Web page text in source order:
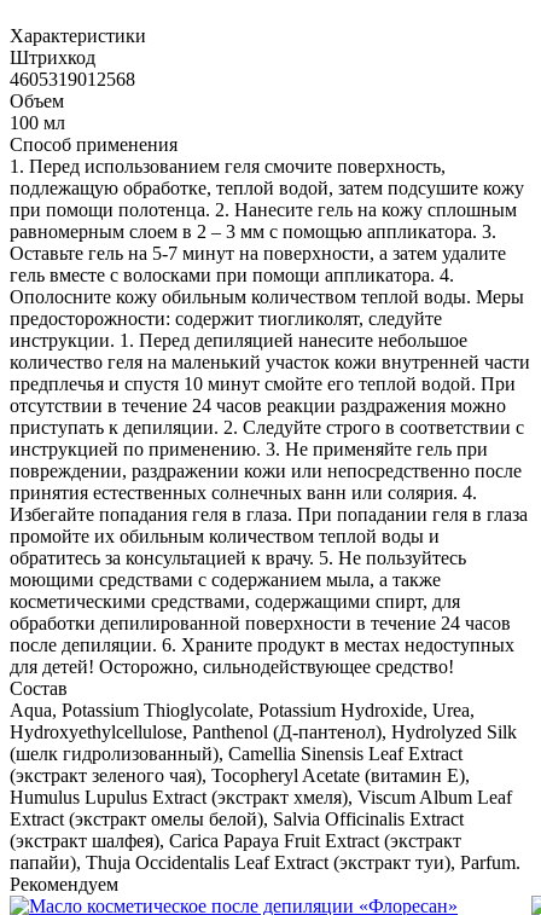
Характеристики
Штрихкод
4605319012568
Объем
100 мл
Способ применения
1. Перед использованием геля смочите поверхность,
подлежащую обработке, теплой водой, затем подсушите кожу
при помощи полотенца. 2. Нанесите гель на кожу сплошным
равномерным слоем в 2 – 3 мм с помощью аппликатора. 3.
Оставьте гель на 5-7 минут на поверхности, а затем удалите
гель вместе с волосками при помощи аппликатора. 4.
Ополосните кожу обильным количеством теплой воды. Меры
предосторожности: содержит тиогликолят, следуйте
инструкции. 1. Перед депиляцией нанесите небольшое
количество геля на маленький участок кожи внутренней части
предплечья и спустя 10 минут смойте его теплой водой. При
отсутствии в течение 24 часов реакции раздражения можно
приступать к депиляции. 2. Следуйте строго в соответствии с
инструкцией по применению. 3. Не применяйте гель при
повреждении, раздражении кожи или непосредственно после
принятия естественных солнечных ванн или солярия. 4.
Избегайте попадания геля в глаза. При попадании геля в глаза
промойте их обильным количеством теплой воды и
обратитесь за консультацией к врачу. 5. Не пользуйтесь
моющими средствами с содержанием мыла, а также
косметическими средствами, содержащими спирт, для
обработки депилированной поверхности в течение 24 часов
после депиляции. 6. Храните продукт в местах недоступных
для детей! Осторожно, сильнодействующее средство!
Состав
Aqua, Potassium Thioglycolate, Potassium Hydroxide, Urea,
Hydroxyethylcellulose, Panthenol (Д-пантенол), Hydrolyzed Silk
(шелк гидролизованный), Camellia Sinensis Leaf Extract
(экстракт зеленого чая), Tocopheryl Acetate (витамин Е),
Humulus Lupulus Extract (экстракт хмеля), Viscum Album Leaf
Extract (экстракт омелы белой), Salvia Officinalis Extract
(экстракт шалфея), Carica Papaya Fruit Extract (экстракт
папайи), Thuja Occidentalis Leaf Extract (экстракт туи), Parfum.
Рекомендуем